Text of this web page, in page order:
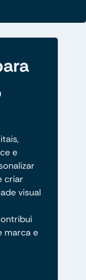
e
criar
visual
marca e